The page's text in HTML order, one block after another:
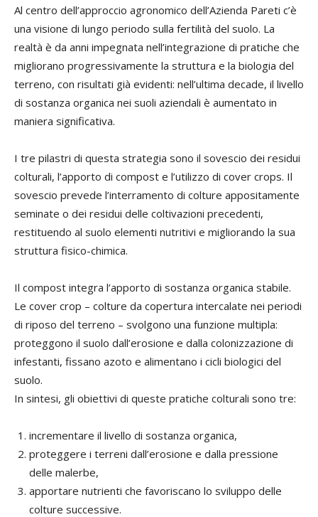
Al centro dell’approccio agronomico dell’Azienda Pareti c’è
una visione di lungo periodo sulla fertilità del suolo. La
realtà è da anni impegnata nell’integrazione di pratiche che
migliorano progressivamente la struttura e la biologia del
terreno, con risultati già evidenti: nell’ultima decade, il livello
di sostanza organica nei suoli aziendali è aumentato in
maniera significativa.
I tre pilastri di questa strategia sono il sovescio dei residui
colturali, l’apporto di compost e l’utilizzo di cover crops. Il
sovescio prevede l’interramento di colture appositamente
seminate o dei residui delle coltivazioni precedenti,
restituendo al suolo elementi nutritivi e migliorando la sua
struttura fisico-chimica.
Il compost integra l’apporto di sostanza organica stabile.
Le cover crop – colture da copertura intercalate nei periodi
di riposo del terreno – svolgono una funzione multipla:
proteggono il suolo dall’erosione e dalla colonizzazione di
infestanti, fissano azoto e alimentano i cicli biologici del
suolo.
In sintesi, gli obiettivi di queste pratiche colturali sono tre:
incrementare il livello di sostanza organica,
proteggere i terreni dall’erosione e dalla pressione
delle malerbe,
apportare nutrienti che favoriscano lo sviluppo delle
colture successive.